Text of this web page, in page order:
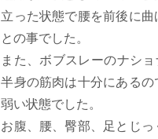
立った状態で腰を前後に
との事でした。
また、ボブスレーのナシ
半身の筋肉は十分にある
弱い状態でした。
お腹、腰、臀部、足とじ